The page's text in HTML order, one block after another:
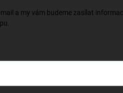
a my vám budeme zasílat